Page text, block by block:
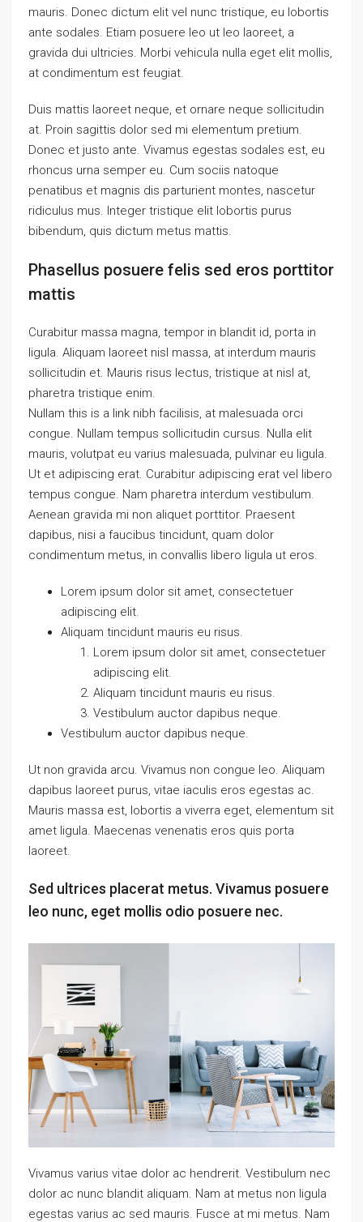
mauris. Donec dictum elit vel nunc tristique, eu lobortis
ante sodales. Etiam posuere leo ut leo laoreet, a
gravida dui ultricies. Morbi vehicula nulla eget elit mollis,
at condimentum est feugiat.
Duis mattis laoreet neque, et ornare neque sollicitudin
at. Proin sagittis dolor sed mi elementum pretium.
Donec et justo ante. Vivamus egestas sodales est, eu
rhoncus urna semper eu. Cum sociis natoque
penatibus et magnis dis parturient montes, nascetur
ridiculus mus. Integer tristique elit lobortis purus
bibendum, quis dictum metus mattis.
Phasellus posuere felis sed eros porttitor
mattis
Curabitur massa magna, tempor in blandit id, porta in
ligula. Aliquam laoreet nisl massa, at interdum mauris
sollicitudin et. Mauris risus lectus, tristique at nisl at,
pharetra tristique enim.
Nullam this is a link nibh facilisis, at malesuada orci
congue. Nullam tempus sollicitudin cursus. Nulla elit
mauris, volutpat eu varius malesuada, pulvinar eu ligula.
Ut et adipiscing erat. Curabitur adipiscing erat vel libero
tempus congue. Nam pharetra interdum vestibulum.
Aenean gravida mi non aliquet porttitor. Praesent
dapibus, nisi a faucibus tincidunt, quam dolor
condimentum metus, in convallis libero ligula ut eros.
Lorem ipsum dolor sit amet, consectetuer
adipiscing elit.
Aliquam tincidunt mauris eu risus.
Lorem ipsum dolor sit amet, consectetuer
adipiscing elit.
Aliquam tincidunt mauris eu risus.
Vestibulum auctor dapibus neque.
Vestibulum auctor dapibus neque.
Ut non gravida arcu. Vivamus non congue leo. Aliquam
dapibus laoreet purus, vitae iaculis eros egestas ac.
Mauris massa est, lobortis a viverra eget, elementum sit
amet ligula. Maecenas venenatis eros quis porta
laoreet.
Sed ultrices placerat metus. Vivamus posuere
leo nunc, eget mollis odio posuere nec.
Vivamus varius vitae dolor ac hendrerit. Vestibulum nec
dolor ac nunc blandit aliquam. Nam at metus non ligula
egestas varius ac sed mauris. Fusce at mi metus. Nam